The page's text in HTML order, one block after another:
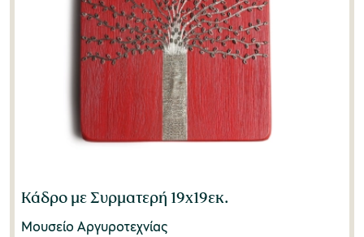
Κάδρο με Συρματερή 19x19εκ.
Μουσείο Αργυροτεχνίας